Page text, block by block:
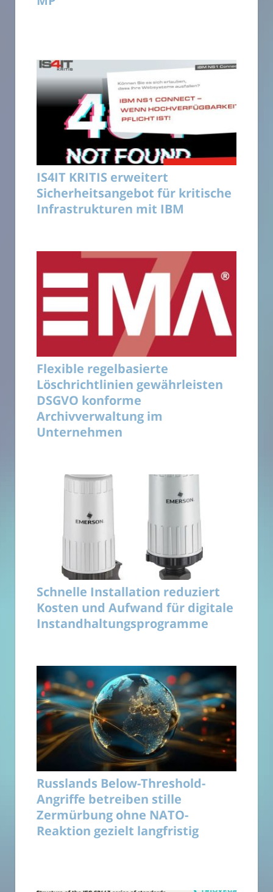
IS4IT KRITIS erweitert
Sicherheitsangebot für kritische
Infrastrukturen mit IBM
Flexible regelbasierte
Löschrichtlinien gewährleisten
DSGVO konforme
Archivverwaltung im
Unternehmen
Schnelle Installation reduziert
Kosten und Aufwand für digitale
Instandhaltungsprogramme
Russlands Below-Threshold-
Angriffe betreiben stille
Zermürbung ohne NATO-
Reaktion gezielt langfristig